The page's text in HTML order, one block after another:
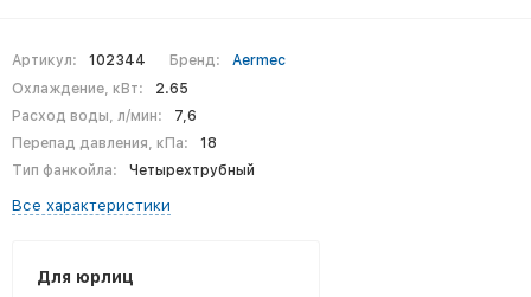
Артикул: 102344 Бренд:
Aermec
Охлаждение, кВт:
2.65
Расход воды, л/мин:
7,6
Перепад давления, кПа:
18
Тип фанкойла:
Четырехтрубный
Все характеристики
Для юрлиц